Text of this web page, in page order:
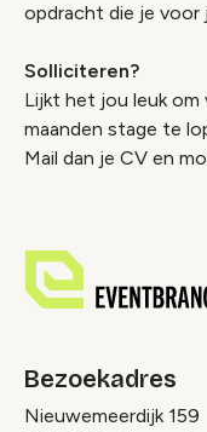
opdracht die je
Solliciteren?
Lijkt het jou leuk om
maanden stage te
Mail dan je CV en
Bezoekadres
Nieuwemeerdijk 159